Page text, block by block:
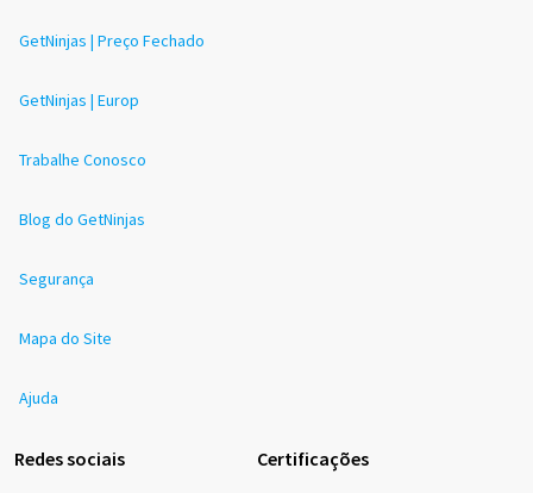
GetNinjas | Preço Fechado
GetNinjas | Europ
Trabalhe Conosco
Blog do GetNinjas
Segurança
Mapa do Site
Ajuda
Redes sociais Certificações